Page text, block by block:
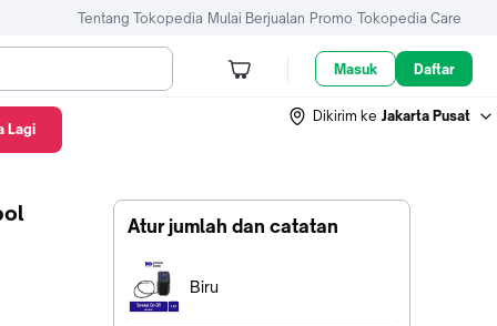
Tentang Tokopedia Mulai Berjualan Promo Tokopedia Care
Masuk Daftar
Dikirim ke Jakarta Pusat
Atur jumlah dan catatan
Terpilih:
Biru
Lagi